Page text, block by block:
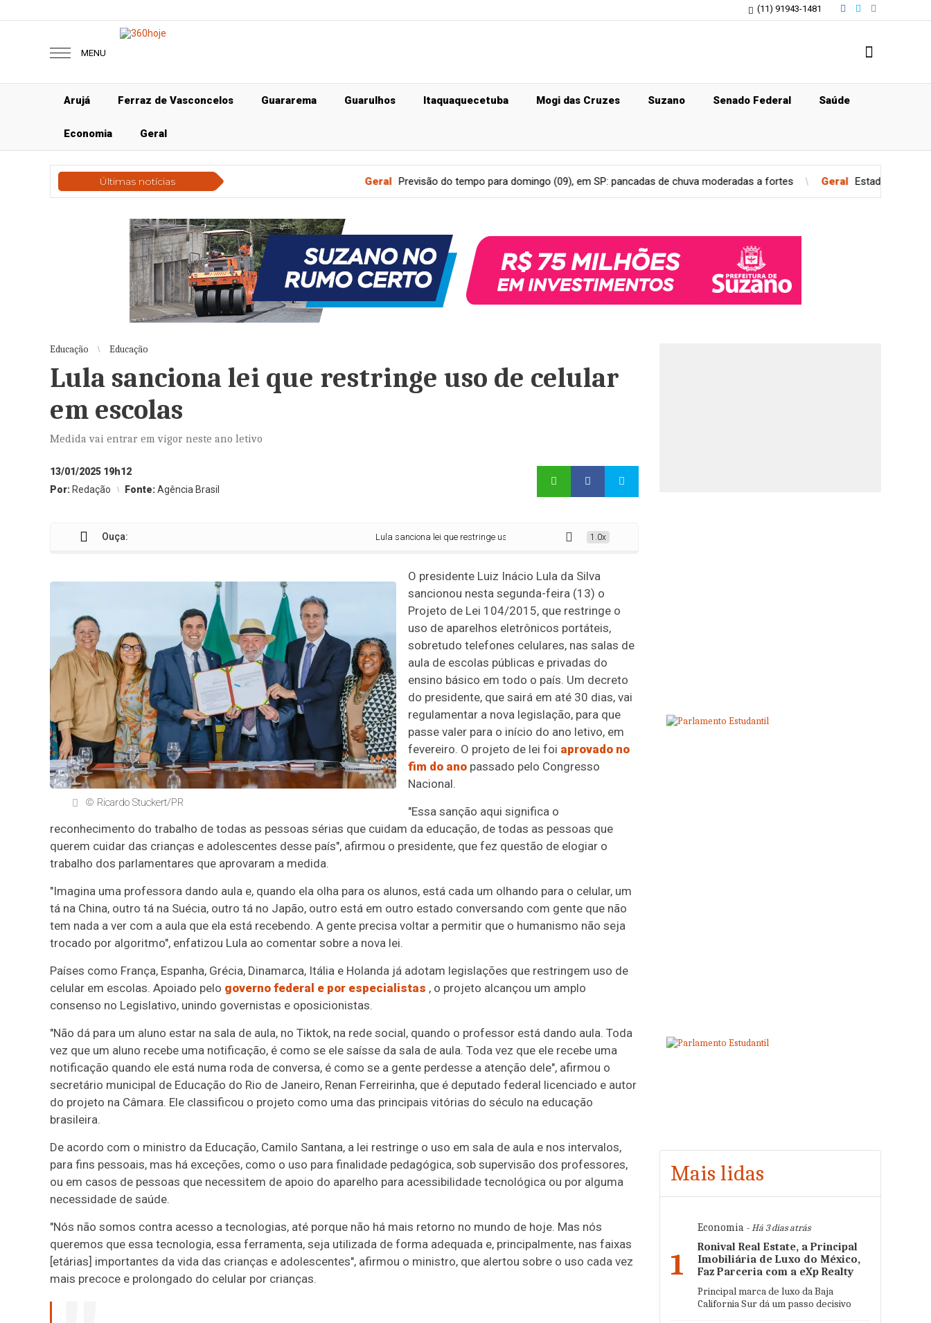
(11) 91943-1481
MENU
Arujá Ferraz de Vasconcelos Guararema Guarulhos Itaquaquecetuba Mogi das Cruzes Suzano Senado Federal Saúde
Economia Geral
Últimas notícias Previsão do tempo para domingo (09), em SP: pancadas de chuva moderadas a fortes Geral Estado de São Paulo confirma
Educação Educação
Lula sanciona lei que restringe uso de celular
em escolas
Medida vai entrar em vigor neste ano letivo
13/01/2025 19h12
Por: Redação Fonte:Agência Brasil
Ouça: Lula sanciona lei que restringe uso de celular em escolas 1.0x
© Ricardo Stuckert/PR
O presidente Luiz Inácio Lula da Silva
sancionou nesta segunda-feira (13) o
Projeto de Lei 104/2015, que restringe o
uso de aparelhos eletrônicos portáteis,
sobretudo telefones celulares, nas salas de
aula de escolas públicas e privadas do
ensino básico em todo o país. Um decreto
do presidente, que sairá em até 30 dias, vai
regulamentar a nova legislação, para que
passe valer para o início do ano letivo, em
fevereiro. O projeto de lei foi aprovado no
fim do ano passado pelo Congresso
Nacional.
"Essa sanção aqui significa o
reconhecimento do trabalho de todas as pessoas sérias que cuidam da educação, de todas as pessoas que
querem cuidar das crianças e adolescentes desse país", afirmou o presidente, que fez questão de elogiar o
trabalho dos parlamentares que aprovaram a medida.
"Imagina uma professora dando aula e, quando ela olha para os alunos, está cada um olhando para o celular, um
tá na China, outro tá na Suécia, outro tá no Japão, outro está em outro estado conversando com gente que não
tem nada a ver com a aula que ela está recebendo. A gente precisa voltar a permitir que o humanismo não seja
trocado por algoritmo", enfatizou Lula ao comentar sobre a nova lei.
Países como França, Espanha, Grécia, Dinamarca, Itália e Holanda já adotam legislações que restringem uso de
celular em escolas. Apoiado pelo governo federal e por especialistas , o projeto alcançou um amplo
consenso no Legislativo, unindo governistas e oposicionistas.
"Não dá para um aluno estar na sala de aula, no Tiktok, na rede social, quando o professor está dando aula. Toda
vez que um aluno recebe uma notificação, é como se ele saísse da sala de aula. Toda vez que ele recebe uma
notificação quando ele está numa roda de conversa, é como se a gente perdesse a atenção dele", afirmou o
secretário municipal de Educação do Rio de Janeiro, Renan Ferreirinha, que é deputado federal licenciado e autor
do projeto na Câmara. Ele classificou o projeto como uma das principais vitórias do século na educação
brasileira.
De acordo com o ministro da Educação, Camilo Santana, a lei restringe o uso em sala de aula e nos intervalos,
para fins pessoais, mas há exceções, como o uso para finalidade pedagógica, sob supervisão dos professores,
ou em casos de pessoas que necessitem de apoio do aparelho para acessibilidade tecnológica ou por alguma
necessidade de saúde.
"Nós não somos contra acesso a tecnologias, até porque não há mais retorno no mundo de hoje. Mas nós
queremos que essa tecnologia, essa ferramenta, seja utilizada de forma adequada e, principalmente, nas faixas
[etárias] importantes da vida das crianças e adolescentes", afirmou o ministro, que alertou sobre o uso cada vez
mais precoce e prolongado do celular por crianças.
Mais lidas
1
Economia - Há 3 dias atrás
Ronival Real Estate, a Principal
Imobiliária de Luxo do México,
Faz Parceria com a eXp Realty
Principal marca de luxo da Baja
California Sur dá um passo decisivo